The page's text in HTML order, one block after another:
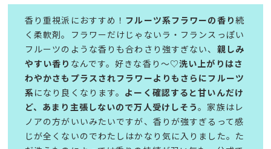
香り重視派におすすめ！ フルーツ系フラワーの香り続
く柔軟剤。フラワーだけじゃないラ・フランスっぽい
フルーツのような香りも合わさり強すぎない、 親しみ
やすい香り なんです。好きな香り〜♡洗い上がりはさ
わやかさもプラスされフラワーよりもさらにフルーツ
系になり良くなります。 よーく確認すると甘いんだけ
ど、あまり主張しないので万人受けしそう。家族はレ
ノアの方がいいみたいですが、香りが強すぎるって感
じが全くないのでわたしはかなり気に入りました。た